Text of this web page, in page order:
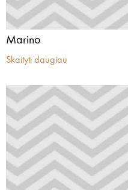
Marino
Skaityti daugiau